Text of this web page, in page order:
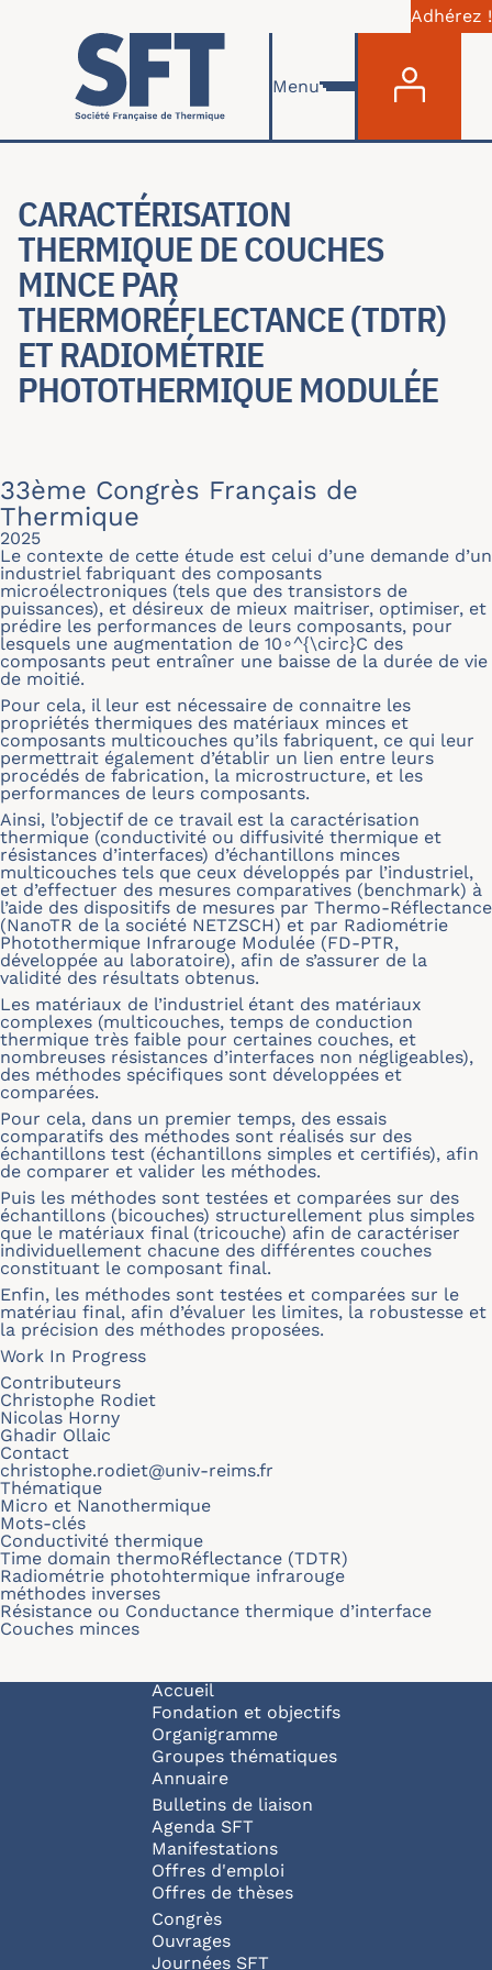
Aller au contenu principal
Adhérez !
Menu
CARACTÉRISATION
THERMIQUE DE COUCHES
MINCE PAR
THERMORÉFLECTANCE (TDTR)
ET RADIOMÉTRIE
PHOTOTHERMIQUE MODULÉE
33ème Congrès Français de
Thermique
2025
Le contexte de cette étude est celui d’une demande d’un
industriel fabriquant des composants
microélectroniques (tels que des transistors de
puissances), et désireux de mieux maitriser, optimiser, et
prédire les performances de leurs composants, pour
lesquels une augmentation de 10∘^{\circ}C des
composants peut entraîner une baisse de la durée de vie
de moitié.
Pour cela, il leur est nécessaire de connaitre les
propriétés thermiques des matériaux minces et
composants multicouches qu’ils fabriquent, ce qui leur
permettrait également d’établir un lien entre leurs
procédés de fabrication, la microstructure, et les
performances de leurs composants.
Ainsi, l’objectif de ce travail est la caractérisation
thermique (conductivité ou diffusivité thermique et
résistances d’interfaces) d’échantillons minces
multicouches tels que ceux développés par l’industriel,
et d’effectuer des mesures comparatives (benchmark) à
l’aide des dispositifs de mesures par Thermo-Réflectance
(NanoTR de la société NETZSCH) et par Radiométrie
Photothermique Infrarouge Modulée (FD-PTR,
développée au laboratoire), afin de s’assurer de la
validité des résultats obtenus.
Les matériaux de l’industriel étant des matériaux
complexes (multicouches, temps de conduction
thermique très faible pour certaines couches, et
nombreuses résistances d’interfaces non négligeables),
des méthodes spécifiques sont développées et
comparées.
Pour cela, dans un premier temps, des essais
comparatifs des méthodes sont réalisés sur des
échantillons test (échantillons simples et certifiés), afin
de comparer et valider les méthodes.
Puis les méthodes sont testées et comparées sur des
échantillons (bicouches) structurellement plus simples
que le matériaux final (tricouche) afin de caractériser
individuellement chacune des différentes couches
constituant le composant final.
Enfin, les méthodes sont testées et comparées sur le
matériau final, afin d’évaluer les limites, la robustesse et
la précision des méthodes proposées.
Work In Progress
Contributeurs
Christophe Rodiet
Nicolas Horny
Ghadir Ollaic
Contact
christophe.rodiet@univ-reims.fr
Thématique
Micro et Nanothermique
Mots-clés
Conductivité thermique
Time domain thermoRéflectance (TDTR)
Radiométrie photohtermique infrarouge
méthodes inverses
Résistance ou Conductance thermique d’interface
Couches minces
Navigation principale
Accueil
Fondation et objectifs
Organigramme
Groupes thématiques
Annuaire
Bulletins de liaison
Agenda SFT
Manifestations
Offres d'emploi
Offres de thèses
Congrès
Ouvrages
Journées SFT